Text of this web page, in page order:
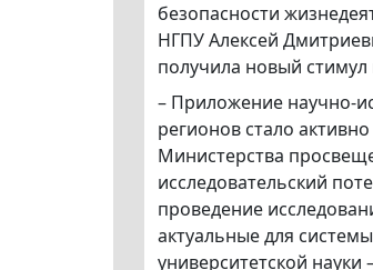
безопасности
НГПУ Алексей
получила новый
– Приложение научно-
регионов стало
Министерства
исследовательский
проведение
актуальные для
университетской